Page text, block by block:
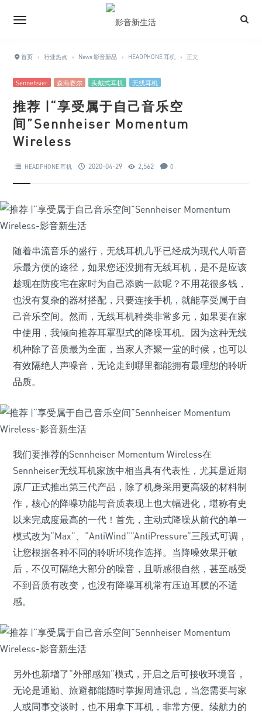
首页 › 行业热点 › News 影音新品 › HEADPHONE 耳机 › 正文
Sennehsier 森海赛尔 头戴式耳机 无线耳机
推荐 |“享受属于自己音乐空
间”Sennheiser Momentum
Wireless
HEADPHONE 耳机 2020-04-29 2,562 0
随着串流音乐的盛行，无线耳机几乎已经成为现代人听音
乐最方便的途径，如果您还没拥有无线耳机，是不是应该
趁现在防疫宅在家时为自己添购一款呢？不用花很多钱，
也没有复杂的器材搭配，只要连接手机，就能享受属于自
己音乐空间。然而，无线耳机种类非常多元，如果要在家
中使用，我倾向推荐耳罩型式的降噪耳机。因为这种无线
机种除了音质最为全面，当家人齐聚一堂的时候，也可以
有效隔绝人声噪音，无论走到哪里都能拥有最理想的聆听
品质。
我们要推荐的Sennheiser Momentum Wireless在
Sennheiser无线耳机家族中相当具有代表性，尤其是近期
原厂正式推出第三代产品，除了机身采用更高级的材料制
作，核心的降噪功能与音质表现上也大幅进化，堪称有史
以来完成度最高的一代！首先，主动式降噪从前代的单一
模式改为“Max”、“AntiWind”“AntiPressure”三段式可调，
让您根据各种不同的聆听环境作选择。当降噪效果开敏
后，不仅可隔绝大部分的噪音，且听感很自然，甚至感受
不到音质有改变，也没有降噪耳机常有压迫耳膜的不适
感。
另外也新增了“外部感知”模式，开启之后可接收环境音，
无论是通勤、旅避都能随时掌握周遭讯息，当您需要与家
人或同事交谈时，也不用拿下耳机，非常方便。续航力的